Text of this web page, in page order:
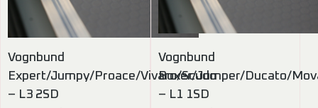
Vognbund
Expert/Jumpy/Proace/Vivaro/Scudo
– L3 2SD
Vognbund
Boxer/Jumper/Ducato/
– L1 1SD